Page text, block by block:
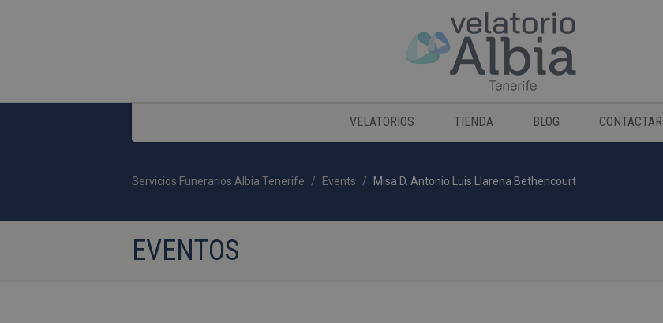
VELATORIOS TIENDA BLOG CONTACTAR
Servicios Funerarios Albia Tenerife Events Misa D. Antonio Luis Llarena Bethencourt
EVENTOS